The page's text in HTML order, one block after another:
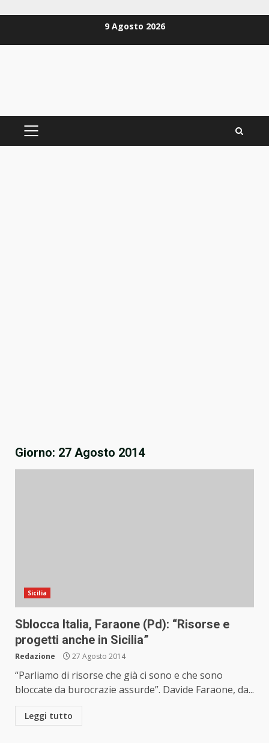
9 Agosto 2026
PRIMÄRES
Giorno: 27 Agosto 2014
Sicilia
Sblocca Italia, Faraone (Pd): “Risorse e
progetti anche in Sicilia”
Redazione 27 Agosto 2014
“Parliamo di risorse che già ci sono e che sono
bloccate da burocrazie assurde”. Davide Faraone, da...
Leggi tutto